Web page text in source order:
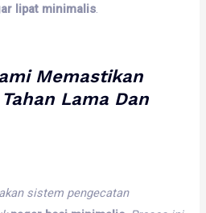
lipat minimalis
Memastikan
Tahan Lama Dan
sistem pengecatan